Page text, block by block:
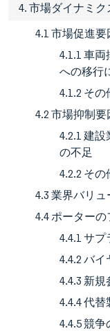
4. 市場ダイナミク
4.1 市場促進要
4.1.1 車
への移行
4.1.2 そ
4.2 市場抑制要
4.2.1 建
の不足
4.2.2 そ
4.3 業界バリ
4.4 ポーター
4.4.1 サ
4.4.2 バ
4.4.3 新
4.4.4 代
4.4.5 競争